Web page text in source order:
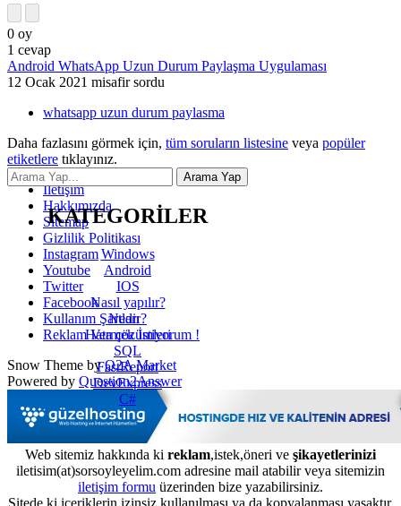
0 oy
1 cevap
Android WhatsApp Uzun Durum Paylaşma Uygulaması
12 Ocak 2021 misafir sordu
whatsapp uzun durum paylasma
Daha fazlasını görmek için, tüm soruların listesine veya popüler
etiketlere tıklayınız.
KATEGORİLER
Windows
Android
IOS
Nasıl yapılır?
Nedir?
Hata çözümleri
SQL
FastReport
DevExpress
C#
İletişim
Hakkımızda
Sitemap
Gizlilik Politikası
Instagram
Youtube
Twitter
Facebook
Kullanım Şartları
Reklam Vermek İstiyorum !
Snow Theme byQ2A Market
Powered by Question2Answer
Web sitemiz hakkında ki reklam,istek,öneri ve şikayetlerinizi
iletisim(at)sorsoyleyelim.com adresine mail atabilir veya sitemizin
iletişim formu üzerinden bize yazabilirsiniz.